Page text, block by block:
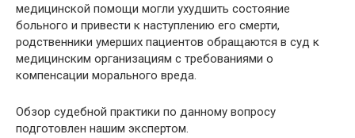
медицинской помощи могли ухудшить состояние
больного и привести к наступлению его смерти,
родственники умерших пациентов обращаются в суд к
медицинским организациям с требованиями о
компенсации морального вреда.
Обзор судебной практики по данному вопросу
подготовлен нашим экспертом.